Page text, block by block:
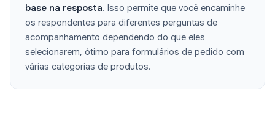
base na resposta. Isso permite que você encaminhe
os respondentes para diferentes perguntas de
acompanhamento dependendo do que eles
selecionarem, ótimo para formulários de pedido com
várias categorias de produtos.